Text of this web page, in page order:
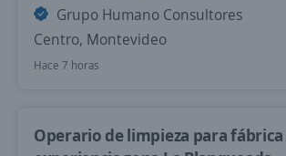
Grupo Humano Consultores
Centro, Montevideo
Hace 7 horas
Operario de limpieza para fábrica